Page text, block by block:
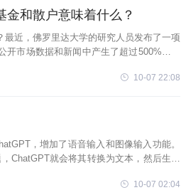
和散户意味着什么？
近，佛罗里达大学的研究人员发布了一项
市场数据和新闻中产生了超过500%的回
10-07 22:08
，增加了语音输入和图像输入功能。
ChatGPT就会将其转换为文本，然后生成
10-07 02:04